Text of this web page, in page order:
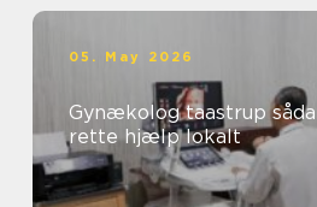
05. May 2026
Gynækolog taastrup sådan finder du den
rette hjælp lokalt